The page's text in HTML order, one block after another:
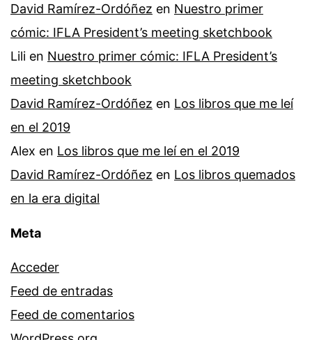
David Ramírez-Ordóñez en Nuestro primer
cómic: IFLA President’s meeting sketchbook
Lili en Nuestro primer cómic: IFLA President’s
meeting sketchbook
David Ramírez-Ordóñez en Los libros que me leí
en el 2019
Alex en Los libros que me leí en el 2019
David Ramírez-Ordóñez en Los libros quemados
en la era digital
Meta
Acceder
Feed de entradas
Feed de comentarios